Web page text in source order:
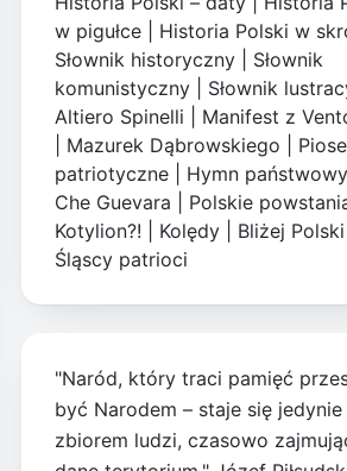
w pigułce
Historia Polski w
Słownik historyczny
Słownik
komunistyczny
Słownik
Altiero Spinelli
Manifest z
Mazurek Dąbrowskiego
patriotyczne
Hymn państwowy
Che Guevara
Polskie
Kotylion?!
Kolędy Bliżej Polski
Śląscy patrioci
"Naród, który traci pamięć
być Narodem – staje się jedynie
zbiorem ludzi, czasowo